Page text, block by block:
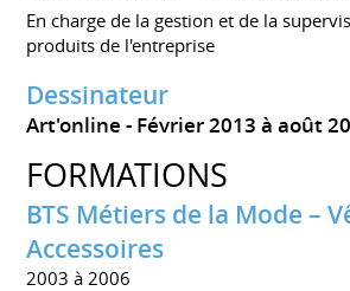
En charge de la gestion et de la
produits de l'entreprise
Dessinateur
Art'online Février 2013 à août
FORMATIONS
BTS Métiers de la Mode –
Accessoires
2003 à 2006